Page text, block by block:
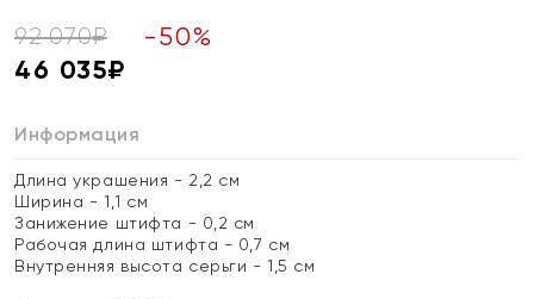
92 070₽ -50%
46 035₽
Информация
Длина украшения - 2,2 см
Ширина - 1,1 см
Занижение штифта - 0,2 см
Рабочая длина штифта - 0,7 см
Внутренняя высота серьги - 1,5 см